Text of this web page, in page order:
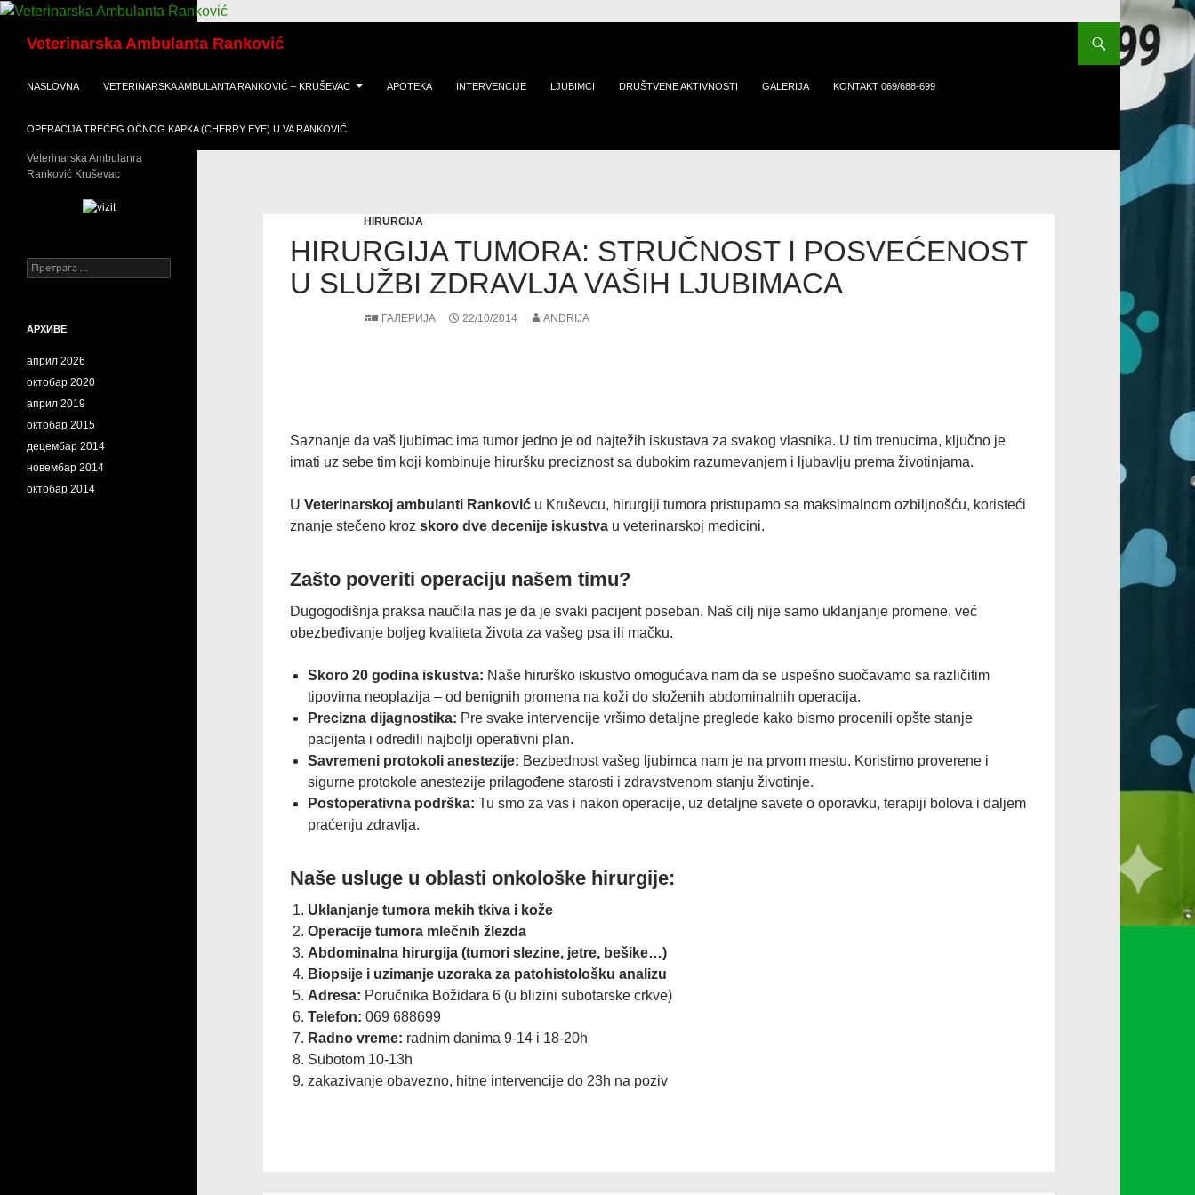
Скочи
садржај
Veterinarska Ambulanta Ranković
NASLOVNA VETERINARSKA AMBULANTA RANKOVIĆ – KRUŠEVAC APOTEKA INTERVENCIJE LJUBIMCI DRUŠTVENE AKTIVNOSTI GALERIJA KONTAKT 069/688-699
OPERACIJA TREĆEG OČNOG KAPKA (CHERRY EYE) U VA RANKOVIĆ
HIRURGIJA
HIRURGIJA TUMORA: STRUČNOST I POSVEĆENOST
U SLUŽBI ZDRAVLJA VAŠIH LJUBIMACA
ГАЛЕРИЈА 22/10/2014 ANDRIJA
Saznanje da vaš ljubimac ima tumor jedno je od najtežih iskustava za svakog vlasnika. U tim trenucima, ključno je
imati uz sebe tim koji kombinuje hiruršku preciznost sa dubokim razumevanjem i ljubavlju prema životinjama.
​U Veterinarskoj ambulanti Rankoviću Kruševcu, hirurgiji tumora pristupamo sa maksimalnom ozbiljnošću, koristeći
znanje stečeno kroz skoro dve decenije iskustvau veterinarskoj medicini.
​Zašto poveriti operaciju našem timu?
​Dugogodišnja praksa naučila nas je da je svaki pacijent poseban. Naš cilj nije samo uklanjanje promene, već
obezbeđivanje boljeg kvaliteta života za vašeg psa ili mačku.
Skoro 20 godina iskustva: Naše hirurško iskustvo omogućava nam da se uspešno suočavamo sa različitim
tipovima neoplazija – od benignih promena na koži do složenih abdominalnih operacija.
Precizna dijagnostika: Pre svake intervencije vršimo detaljne preglede kako bismo procenili opšte stanje
pacijenta i odredili najbolji operativni plan.
Savremeni protokoli anestezije: Bezbednost vašeg ljubimca nam je na prvom mestu. Koristimo proverene i
sigurne protokole anestezije prilagođene starosti i zdravstvenom stanju životinje.
Postoperativna podrška: Tu smo za vas i nakon operacije, uz detaljne savete o oporavku, terapiji bolova i daljem
praćenju zdravlja.
​Naše usluge u oblasti onkološke hirurgije:
Uklanjanje tumora mekih tkiva i kože
Operacije tumora mlečnih žlezda
Abdominalna hirurgija (tumori slezine, jetre, bešike…)
Biopsije i uzimanje uzoraka za patohistološku analizu
Adresa: Poručnika Božidara 6 (u blizini subotarske crkve)
Telefon: 069 688699
Radno vreme: radnim danima 9-14 i 18-20h
Subotom 10-13h
zakazivanje obavezno, hitne intervencije do 23h na poziv
Veterinarska Ambulanra
Ranković Kruševac
Претрага
за:
АРХИВЕ
април 2026
октобар 2020
април 2019
октобар 2015
децембар 2014
новембар 2014
октобар 2014